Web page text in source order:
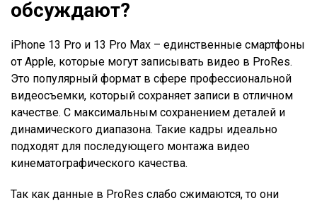
обсуждают?
iPhone 13 Pro и 13 Pro Max – единственные смартфоны
от Apple, которые могут записывать видео в ProRes.
Это популярный формат в сфере профессиональной
видеосъемки, который сохраняет записи в отличном
качестве. С максимальным сохранением деталей и
динамического диапазона. Такие кадры идеально
подходят для последующего монтажа видео
кинематографического качества.
Так как данные в ProRes слабо сжимаются, то они